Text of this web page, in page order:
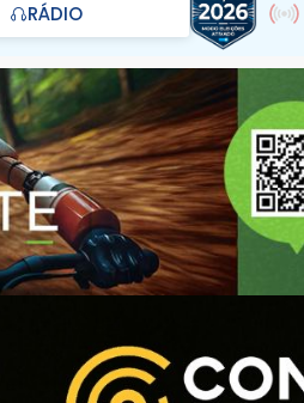
RÁDIO